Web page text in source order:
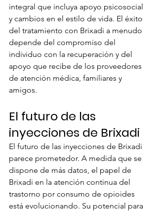
integral que incluya apoyo psicosocial
y cambios en el estilo de vida. El éxito
del tratamiento con Brixadi a menudo
depende del compromiso del
individuo con la recuperación y del
apoyo que recibe de los proveedores
de atención médica, familiares y
amigos.
El futuro de las
inyecciones de Brixadi
El futuro de las inyecciones de Brixadi
parece prometedor. A medida que se
dispone de más datos, el papel de
Brixadi en la atención continua del
trastorno por consumo de opioides
está evolucionando. Su potencial para